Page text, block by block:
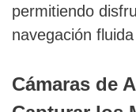
permitiendo
navegación
Cámaras de